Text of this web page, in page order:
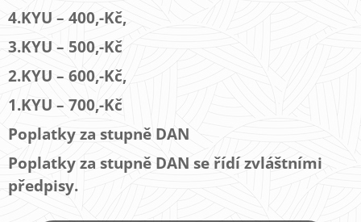
4.KYU – 400,-Kč,
3.KYU – 500,-Kč
2.KYU – 600,-Kč,
1.KYU – 700,-Kč
Poplatky za stupně DAN
Poplatky za stupně DAN se řídí zvláštními
předpisy.